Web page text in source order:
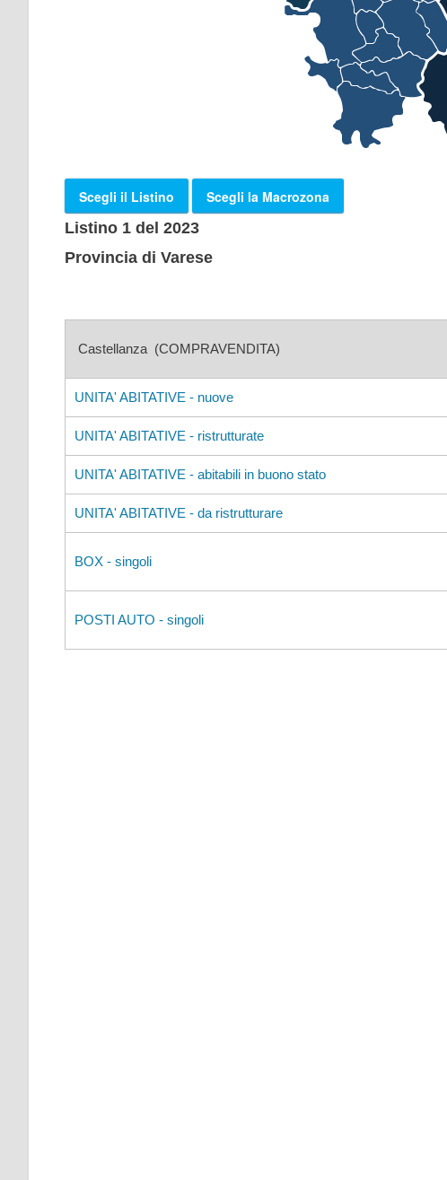
Scegli il Listino
Scegli la Macrozona
Listino 1 del 2023
Provincia di Varese
Castellanza (COMPRAVENDITA)
UNITA' ABITATIVE - nuove
UNITA' ABITATIVE - ristrutturate
UNITA' ABITATIVE - abitabili in buono stato
UNITA' ABITATIVE - da ristrutturare
BOX - singoli
POSTI AUTO - singoli